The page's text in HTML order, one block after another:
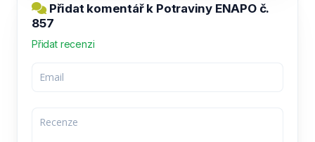
Přidat komentář k Potraviny ENAPO č.
857
Přidat recenzi